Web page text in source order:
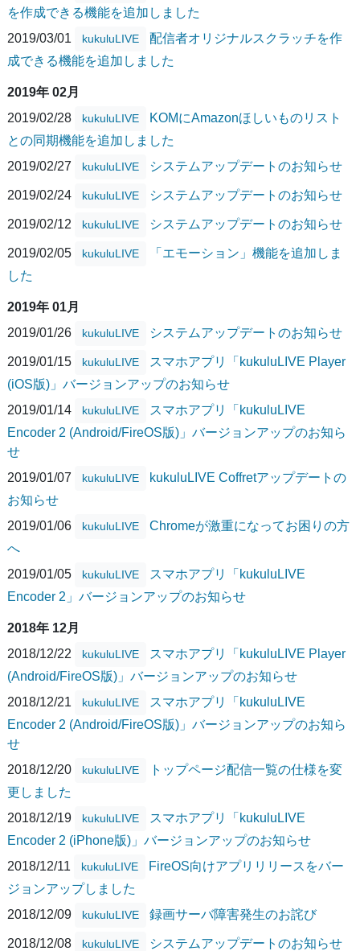
を作成できる機能を追加しました
2019/03/01
kukuluLIVE
配信者オリジナルスクラッチを作
成できる機能を追加しました
2019年 02月
2019/02/28
kukuluLIVE
KOMにAmazonほしいものリスト
との同期機能を追加しました
2019/02/27
kukuluLIVE システムアップデートのお知らせ
2019/02/24 kukuluLIVE システムアップデートのお知らせ
2019/02/12 kukuluLIVE システムアップデートのお知らせ
2019/02/05 kukuluLIVE
「エモーション」機能を追加しま
した
2019年 01月
2019/01/26
kukuluLIVE システムアップデートのお知らせ
2019/01/15 kukuluLIVE
スマホアプリ「kukuluLIVE Player
(iOS版)」バージョンアップのお知らせ
2019/01/14
kukuluLIVE
スマホアプリ「kukuluLIVE
Encoder 2 (Android/FireOS版)」バージョンアップのお知ら
せ
2019/01/07
kukuluLIVE
kukuluLIVE Coffretアップデートの
お知らせ
2019/01/06
kukuluLIVE
Chromeが激重になってお困りの方
へ
2019/01/05
kukuluLIVE
スマホアプリ「kukuluLIVE
Encoder 2」バージョンアップのお知らせ
2018年 12月
2018/12/22
kukuluLIVE
スマホアプリ「kukuluLIVE Player
(Android/FireOS版)」バージョンアップのお知らせ
2018/12/21
kukuluLIVE
スマホアプリ「kukuluLIVE
Encoder 2 (Android/FireOS版)」バージョンアップのお知ら
せ
2018/12/20
kukuluLIVE
トップページ配信一覧の仕様を変
更しました
2018/12/19
kukuluLIVE
スマホアプリ「kukuluLIVE
Encoder 2 (iPhone版)」バージョンアップのお知らせ
2018/12/11
kukuluLIVE
FireOS向けアプリリリースをバー
ジョンアップしました
2018/12/09
kukuluLIVE 録画サーバ障害発生のお詫び
2018/12/08 kukuluLIVE システムアップデートのお知らせ